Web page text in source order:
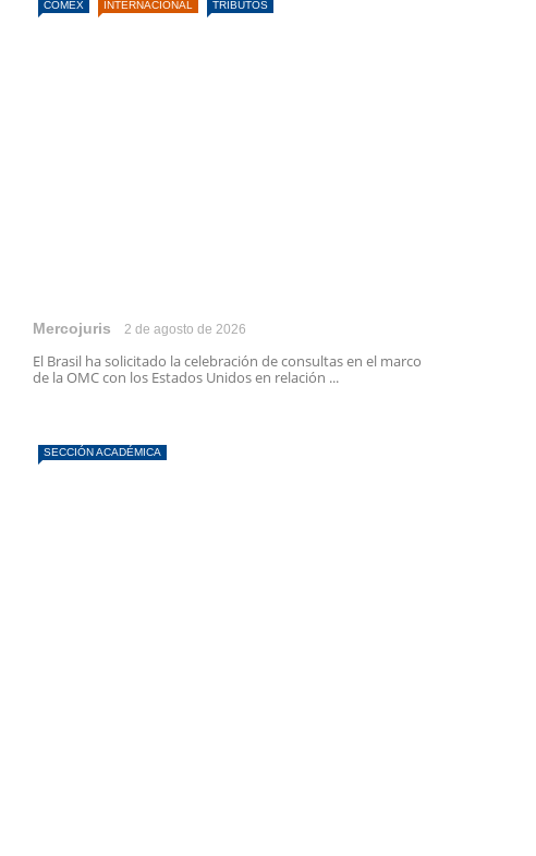
COMEX INTERNACIONAL TRIBUTOS
Mercojuris 2 de agosto de 2026
El Brasil ha solicitado la celebración de consultas en el marco
de la OMC con los Estados Unidos en relación ...
SECCIÓN ACADÉMICA